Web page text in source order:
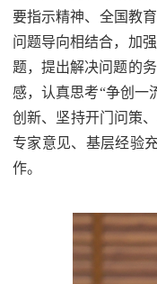
要指示精神、全国教
问题导向相结合，加
题，提出解决问题的
感，认真思考“争创一
创新、坚持开门问策
专家意见、基层经验
作。